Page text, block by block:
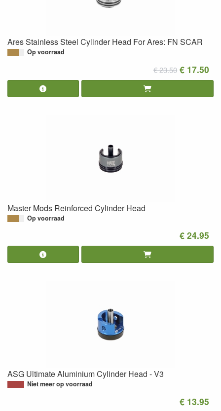
Ares Stainless Steel Cylinder Head For Ares: FN SCAR
Op voorraad
€ 23.50 € 17.50
Master Mods Reinforced Cylinder Head
Op voorraad
€ 24.95
ASG Ultimate Aluminium Cylinder Head - V3
Niet meer op voorraad
€ 13.95